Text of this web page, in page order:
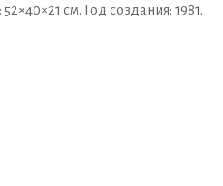
см. Год создания: 1981.